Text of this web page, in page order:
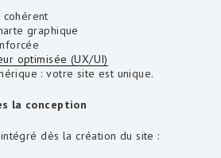
graphique
optimisée (UX/UI)
: votre site est unique.
la conception
dès la création du site :